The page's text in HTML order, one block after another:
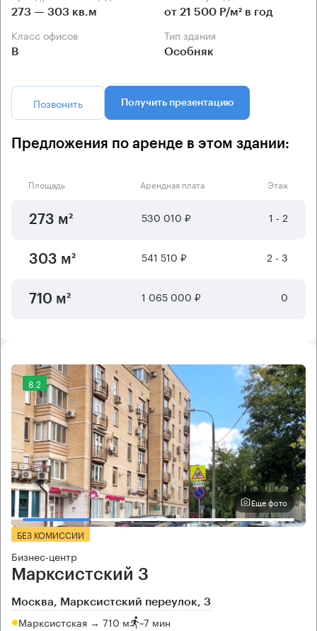
273 — 303 кв.м от 21 500 Р/м² в год
Класс офисов
B
Тип здания
Особняк
Позвонить Получить презентацию
Предложения по аренде в этом здании:
Площадь Арендная плата Этаж
273 м² 530 010 ₽ 1 - 2
303 м² 541 510 ₽ 2 - 3
710 м² 1 065 000 ₽ 0
8.2
Еще фото
БЕЗ КОМИССИИ
Бизнес-центр
Марксистский 3
Москва, Марксистский переулок, 3
Марксистская → 710 м ~7 мин